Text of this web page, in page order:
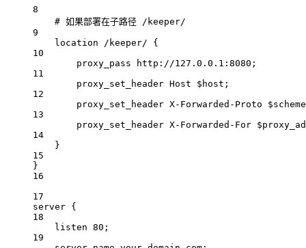
8
# 如果部署在子路径 /keeper/
9
location
/keeper/ {
10
proxy_pass
http://127.0.0.1:8080;
11
proxy_set_header Host $host;
12
proxy_set_header X-Forwarded-Proto
13
proxy_set_header X-Forwarded-For
14
}
15
}
16
17
server {
18
listen 80 ;
19